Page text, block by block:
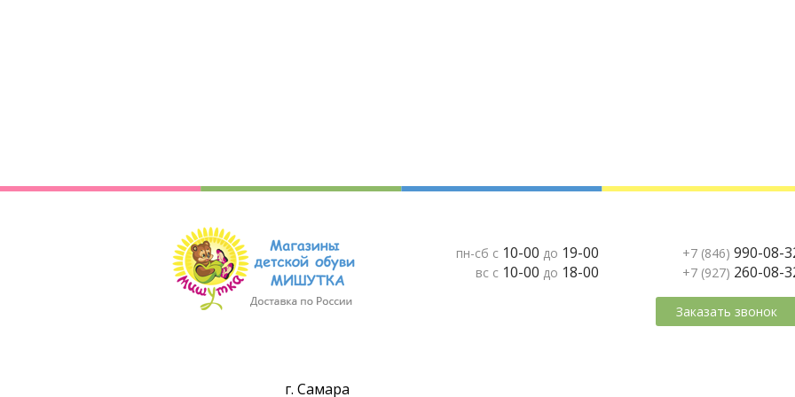
пн-сб с 10-00 до 19-00
вс с 10-00 до 18-00
+7 (846) 990-08-
+7 (927) 260-08-
Заказать звонок
г. Самара